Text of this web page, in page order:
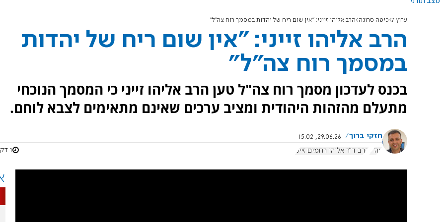
ערוץ 7 כיפה סרוגה הרב אליהו זייני: "אין שום ריח של יהדות במסמך רוח צה"ל"
הרב אליהו זייני: "אין שום ריח של יהדות
במסמך רוח צה"ל"
בכנס לעדכון מסמך רוח צה"ל טען הרב אליהו זייני כי המסמך הנוכחי
מתעלם מהזהות היהודית ומציב ערכים שאינם מתאימים לצבא לוחם.
חזקי ברוך
29.06.26, 15:02
צה"ל
הרב ד"ר אליהו רחמים זייני 1 דקות